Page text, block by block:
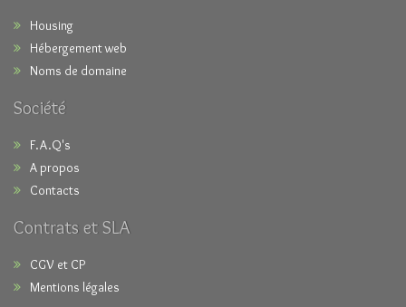
Housing
Hébergement web
Noms de domaine
Société
F.A.Q's
A propos
Contacts
Contrats et SLA
CGV et CP
Mentions légales